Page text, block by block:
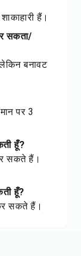
हैं।
सकता/
बनावट
पर 3
हूँ?
सकते हैं।
हूँ?
सकते हैं।